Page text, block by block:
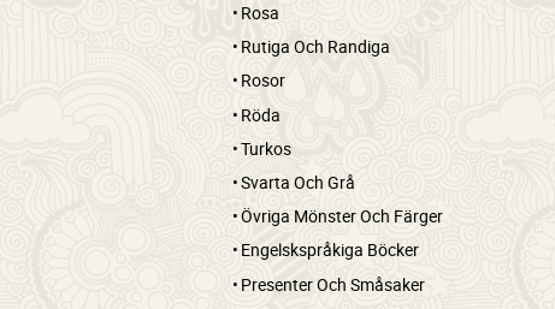
Rosa
Rutiga Och Randiga
Rosor
Röda
Turkos
Svarta Och Grå
Övriga Mönster Och Färger
Engelskspråkiga Böcker
Presenter Och Småsaker